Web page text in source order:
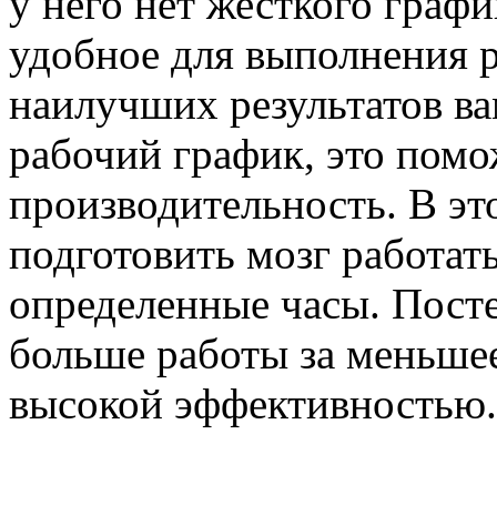
удобное для выполнения
наилучших результатов
рабочий график, это
производительность. В
подготовить мозг
определенные часы.
больше работы за
высокой эффективностью.